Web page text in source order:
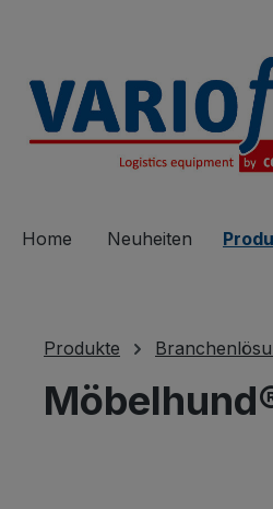
Home Neuheiten
Produkte